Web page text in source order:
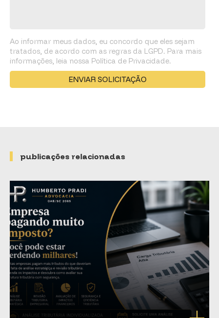
Ao informar meus dados, eu concordo que eles sejam
tratados, de acordo com as regras da LGPD. Para mais
informações, leia nossa Política de Privacidade.
publicações relacionadas